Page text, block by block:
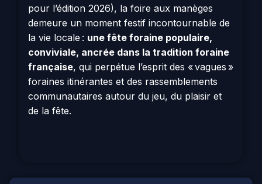
pour l’édition 2026), la foire aux manèges
demeure un moment festif incontournable de
la vie locale : une fête foraine populaire,
conviviale, ancrée dans la tradition foraine
française, qui perpétue l’esprit des « vagues »
foraines itinérantes et des rassemblements
communautaires autour du jeu, du plaisir et
de la fête.